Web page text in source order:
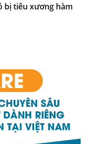
bị tiêu xương hàm